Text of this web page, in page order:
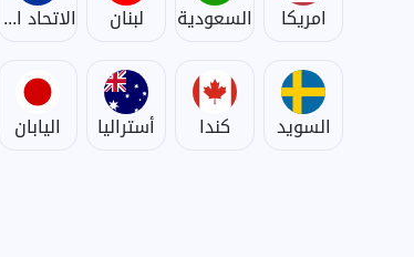
امريكا السعودية لبنان الاتحاد الأوروبي
السويد كندا أستراليا اليابان